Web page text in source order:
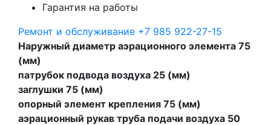
Гарантия на работы
Ремонт и обслуживание +7 985 922-27-15
Наружный диаметр аэрационного элемента 75
(мм)
патрубок подвода воздуха 25 (мм)
заглушки 75 (мм)
опорный элемент крепления 75 (мм)
аэрационный рукав труба подачи воздуха 50